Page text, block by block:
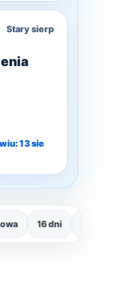
Stary sierp
13 sie
16 dni